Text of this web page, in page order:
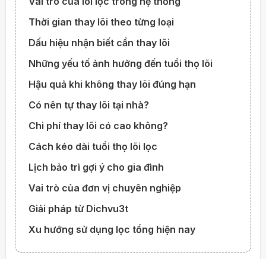
Thời gian thay lõi theo từng loại
Dấu hiệu nhận biết cần thay lõi
Những yếu tố ảnh hưởng đến tuổi thọ lõi
Hậu quả khi không thay lõi đúng hạn
Có nên tự thay lõi tại nhà?
Chi phí thay lõi có cao không?
Cách kéo dài tuổi thọ lõi lọc
Lịch bảo trì gợi ý cho gia đình
Vai trò của đơn vị chuyên nghiệp
Giải pháp từ Dichvu3t
Xu hướng sử dụng lọc tổng hiện nay